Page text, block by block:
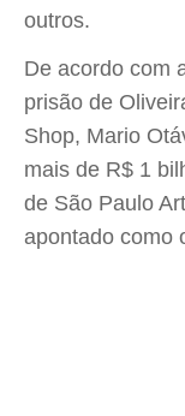
outros.
De acordo com
prisão de
Shop, Mario
mais de R$ 1
de São Paulo
apontado como